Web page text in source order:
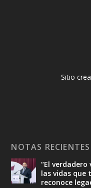
Sitio
NOTAS RECIENTES
“El
las vidas que
reconoce